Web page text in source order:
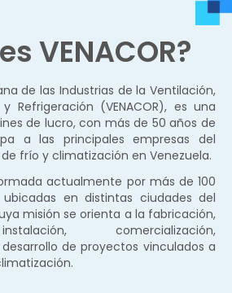
VENACOR?
de las Industrias de la Ventilación,
Refrigeración (VENACOR), es una
de lucro, con más de 50 años de
a las principales empresas del
frío y climatización en Venezuela.
actualmente por más de 100
ubicadas en distintas ciudades del
misión se orienta a la fabricación,
comercialización,
de proyectos vinculados a